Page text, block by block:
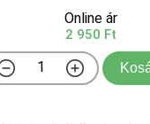
Online ár
2 950 Ft